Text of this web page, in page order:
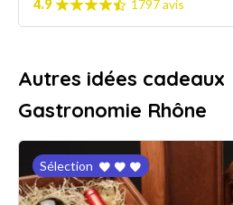
4.9
1797 avis
Autres idées cadeaux
Gastronomie Rhône
Sélection